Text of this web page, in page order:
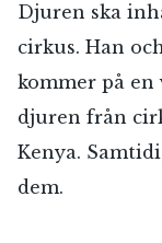
Djuren ska
cirkus. Han
kommer på
djuren från
Kenya.
dem.